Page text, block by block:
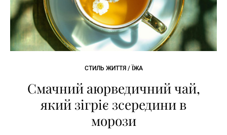
СТИЛЬ ЖИТТЯ / ЇЖА
Смачний аюрведичний чай,
який зігріє зсередини в
морози